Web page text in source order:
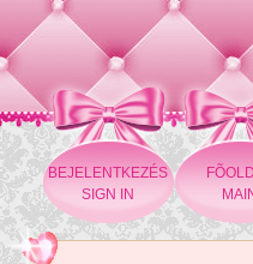
BEJELENTKEZÉS
SIGN IN